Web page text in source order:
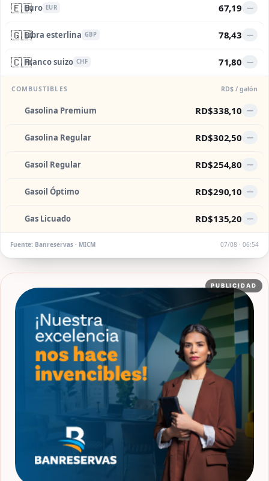
🇪🇺Euro EUR 67,19 —
🇬🇧Libra esterlina GBP 78,43 —
🇨🇭Franco suizo CHF 71,80 —
COMBUSTIBLES RD$ / galón
Gasolina Premium RD$338,10 —
Gasolina Regular RD$302,50 —
Gasoil Regular RD$254,80 —
Gasoil Óptimo RD$290,10 —
Gas Licuado RD$135,20 —
Fuente: Banreservas · MICM 07/08 · 06:54
PUBLICIDAD